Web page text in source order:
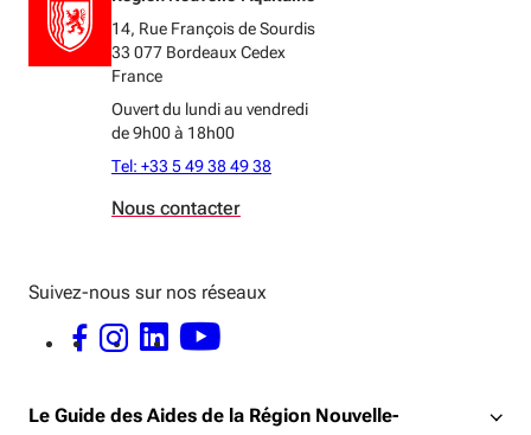
14, Rue François de Sourdis
33 077 Bordeaux Cedex
France
Ouvert du lundi au vendredi
de 9h00 à 18h00
Tel: +33 5 49 38 49 38
Nous contacter
Suivez-nous sur nos réseaux
FACEBOOK - OUVERTURE DANS UNE NOUVELLE FENÊTRE
INSTAGRAM - OUVERTURE DANS UNE NOUVELLE FENÊTRE
LINKEDIN - OUVERTURE DANS UNE NOUVELLE FENÊTRE
YOUTUBE - OUVERTURE DANS UNE NOUVELLE FENÊTRE
Le Guide des Aides de la Région Nouvelle-